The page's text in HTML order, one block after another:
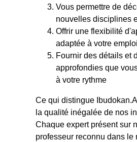
Vous permettre de
nouvelles disciplines
Offrir une flexibilité
adaptée à votre
Fournir des détails et
approfondies que
à votre rythme
Ce qui distingue
la qualité inégalée de nos
Chaque expert présent sur
professeur reconnu dans le